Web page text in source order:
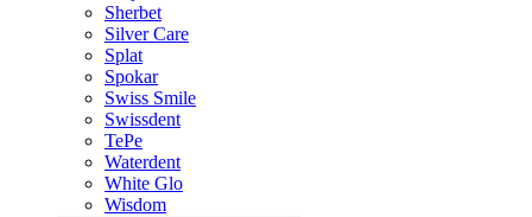
Sherbet
Silver Care
Splat
Spokar
Swiss Smile
Swissdent
TePe
Waterdent
White Glo
Wisdom